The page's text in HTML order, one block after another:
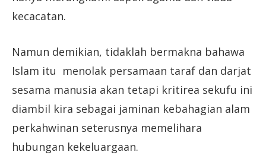
kecacatan.
Namun demikian, tidaklah bermakna bahawa
Islam itu menolak persamaan taraf dan darjat
sesama manusia akan tetapi kritirea sekufu ini
diambil kira sebagai jaminan kebahagian alam
perkahwinan seterusnya memelihara
hubungan kekeluargaan.